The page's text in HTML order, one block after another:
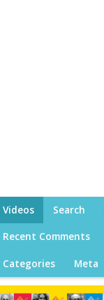
Videos Search
Recent Comments
Categories Meta